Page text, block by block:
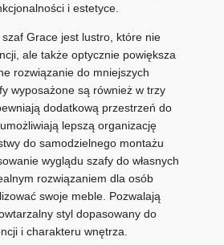
i estetyce.
Grace jest lustro, które nie
ale także optycznie powiększa
rozwiązanie do mniejszych
wyposażone są również w trzy
dodatkową przestrzeń do
lepszą organizację
do samodzielnego montażu
wyglądu szafy do własnych
rozwiązaniem dla osób
swoje meble. Pozwalają
styl dopasowany do
i charakteru wnętrza.